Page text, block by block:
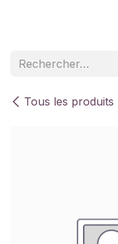
Tous les produits